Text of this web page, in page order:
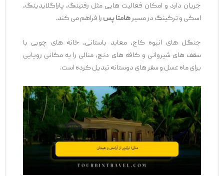
جریان دارد و امکان فعالیت ‌هایی مثل رفتینگ، پاراگلایدینگ،
اسکی و ترکینگ در مسیرهامتا پسرا فراهم می ‌کند.
جنگل‌ های انبوه کاج، معابد باستانی، خانه ‌های چوبی با
سقف ‌های شیروانی و کافه ‌های دنج، منالی را به مکانی رویایی
برای ماه‌ عسل و سفر های دوستانه تبدیل کرده است.